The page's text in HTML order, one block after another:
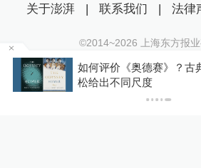
如何评价《奥德赛》？古
松给出不同尺度
关于澎湃 | 联系我们 | 法律
©2014~2026 上海东方报
沪ICP证：沪B2-20170116 | 沪
互联网新闻信息服务许可证：
沪公网安备